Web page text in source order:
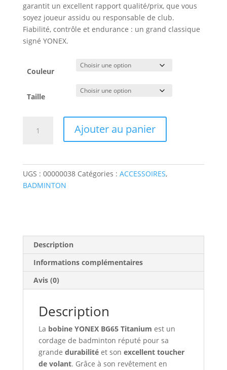
garantit un excellent rapport qualité/prix, que vous
soyez joueur assidu ou responsable de club.
Fiabilité, contrôle et endurance : un grand classique
signé YONEX.
Couleur
Taille
Ajouter au panier
UGS : 00000038 Catégories : ACCESSOIRES,
BADMINTON
Description
Informations complémentaires
Avis (0)
Description
La bobine YONEX BG65 Titanium est un
cordage de badminton réputé pour sa
grande durabilitéet son excellent toucher
de volant. Grâce à son revêtement en